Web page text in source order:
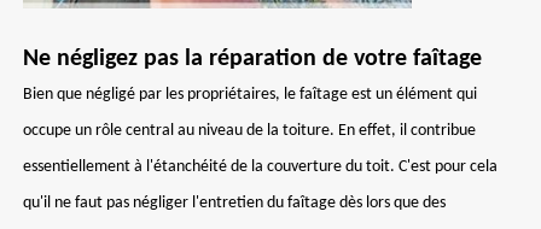
Ne négligez pas la réparation de votre faîtage
Bien que négligé par les propriétaires, le faîtage est un élément qui
occupe un rôle central au niveau de la toiture. En effet, il contribue
essentiellement à l'étanchéité de la couverture du toit. C'est pour cela
qu'il ne faut pas négliger l'entretien du faîtage dès lors que des